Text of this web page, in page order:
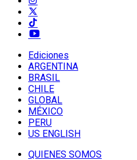
Ediciones
ARGENTINA
BRASIL
CHILE
GLOBAL
MÉXICO
PERU
US ENGLISH
QUIENES SOMOS